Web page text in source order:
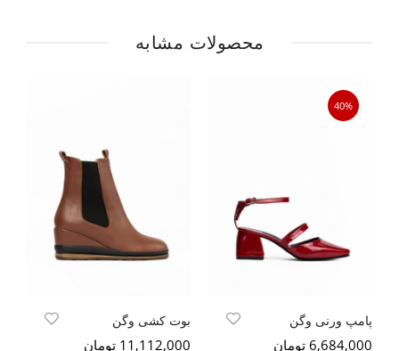
محصولات مشابه
40%
پامپ ورنی وگن
6,684,000 تومان
بوت کشی وگن
11,112,000 تومان